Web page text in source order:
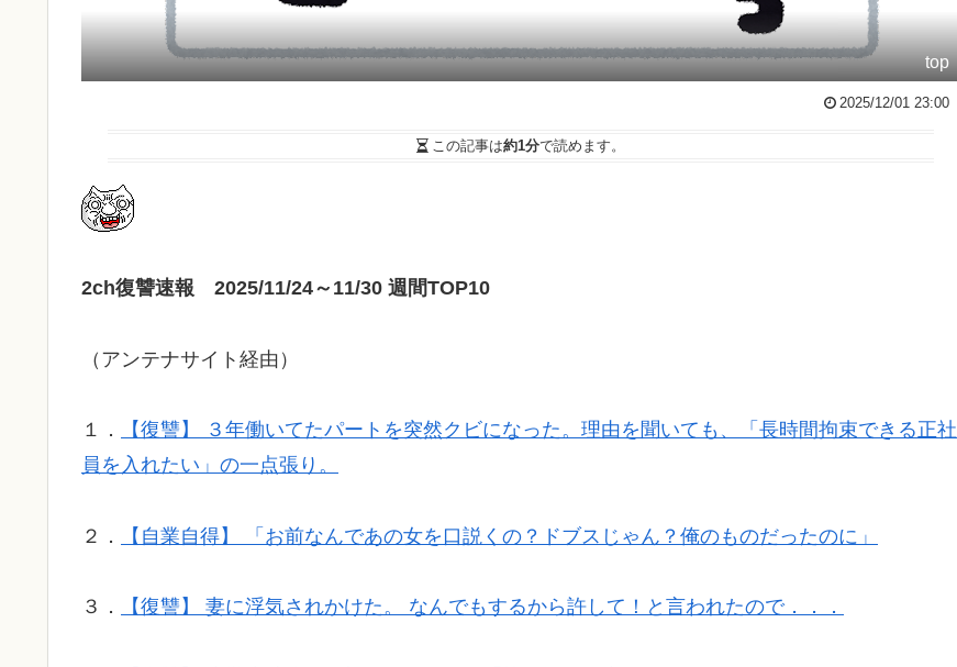
top
2025/12/01 23:00
この記事は約1分で読めます。
2ch復讐速報 2025/11/24～11/30 週間TOP10
（アンテナサイト経由）
１．
【復讐】 ３年働いてたパートを突然クビになった。理由を聞いても、「長時間拘束できる正社
員を入れたい」の一点張り。
２． 【自業自得】 「お前なんであの女を口説くの？ドブスじゃん？俺のものだったのに」
３． 【復讐】 妻に浮気されかけた。 なんでもするから許して！と言われたので．．．